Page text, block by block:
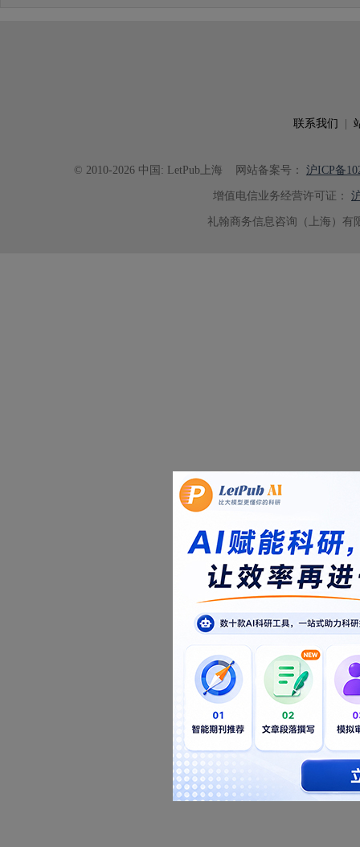
联系我们
© 2010-2026 中国: LetPub上海 网站备案号： 沪ICP备
增值电信业务经营许可证：
礼翰商务信息咨询（上海）